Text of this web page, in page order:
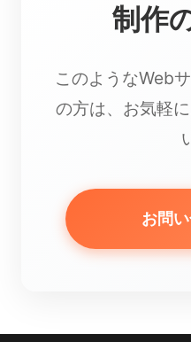
制作
このようなWeb
の方は、お気軽
お問